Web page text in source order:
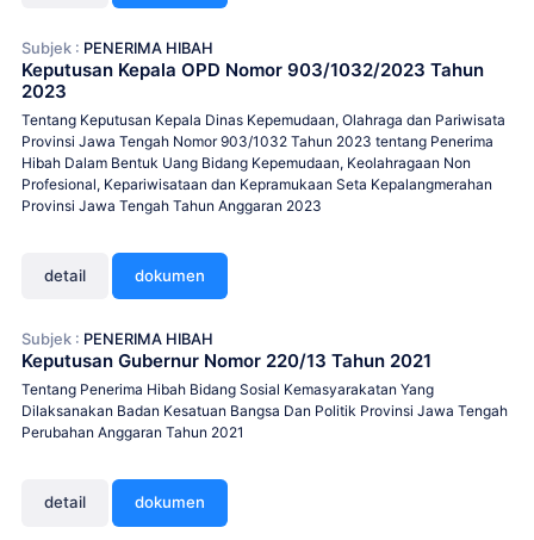
Subjek : PENERIMA HIBAH
Keputusan Kepala OPD Nomor 903/1032/2023 Tahun
2023
Tentang Keputusan Kepala Dinas Kepemudaan, Olahraga dan Pariwisata
Provinsi Jawa Tengah Nomor 903/1032 Tahun 2023 tentang Penerima
Hibah Dalam Bentuk Uang Bidang Kepemudaan, Keolahragaan Non
Profesional, Kepariwisataan dan Kepramukaan Seta Kepalangmerahan
Provinsi Jawa Tengah Tahun Anggaran 2023
detail dokumen
Subjek : PENERIMA HIBAH
Keputusan Gubernur Nomor 220/13 Tahun 2021
Tentang Penerima Hibah Bidang Sosial Kemasyarakatan Yang
Dilaksanakan Badan Kesatuan Bangsa Dan Politik Provinsi Jawa Tengah
Perubahan Anggaran Tahun 2021
detail dokumen